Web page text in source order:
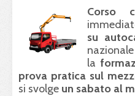
Corso
su
la
prova pratica sul
si svolge un sabato al